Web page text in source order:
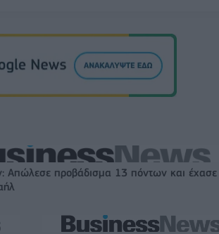
Απώλεσε προβάδισμα 13 πόντων και